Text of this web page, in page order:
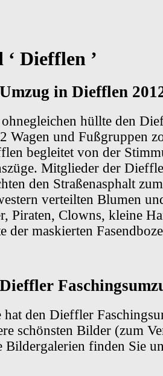
‘ Diefflen ’
in Diefflen
hüllte den
Wagen und Fußgruppen
begleitet von der
Mitglieder der
den Straßenasphalt
verteilten Blumen
Piraten, Clowns, kleine
der maskierten
den Dieffler
schönsten Bilder (zum
Bildergalerien finden Sie